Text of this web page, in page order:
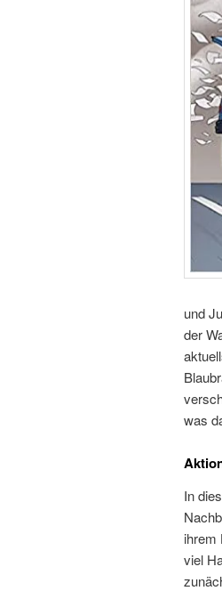
und
der
was
In
ihrem
viel